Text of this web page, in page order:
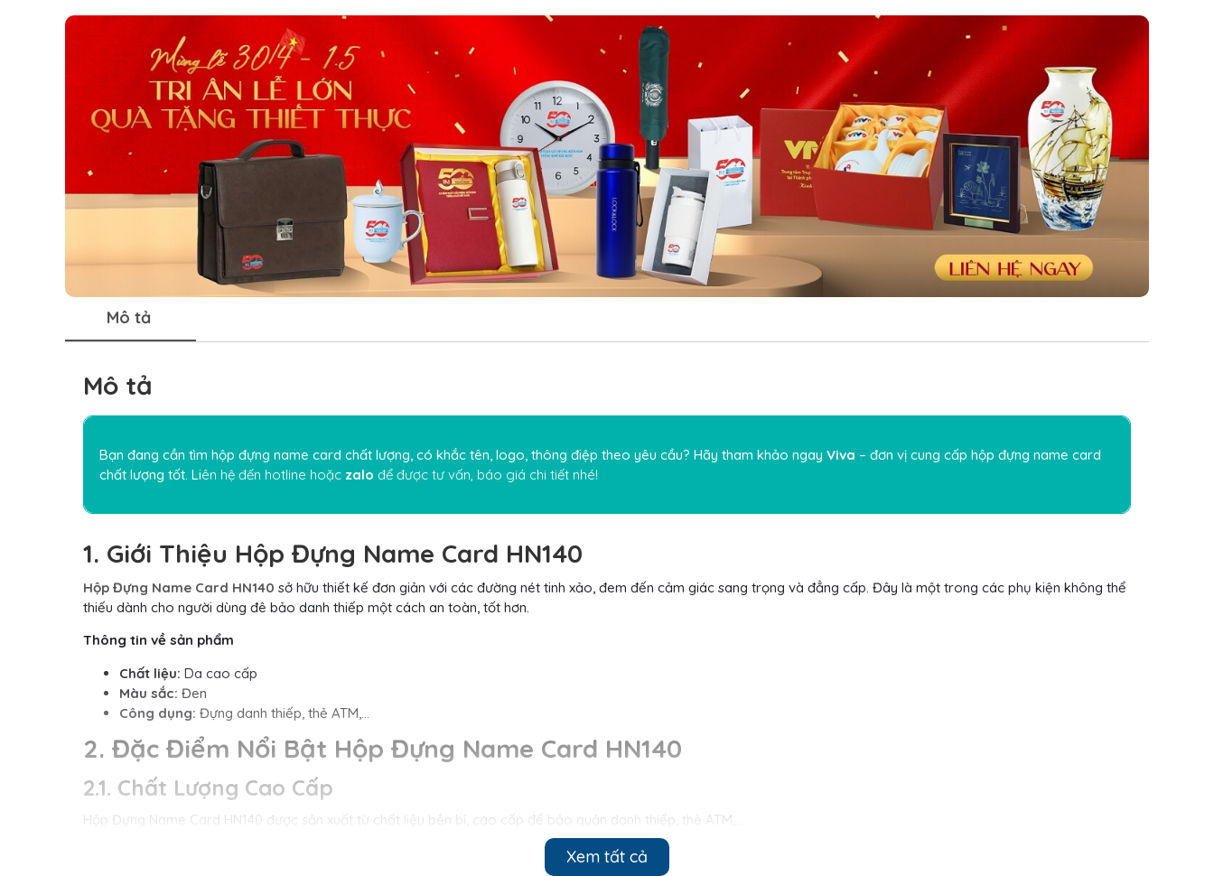
Mô tả
Mô tả
Bạn đang cần tìm hộp đựng name card chất lượng, có khắc tên, logo, thông điệp theo yêu cầu? Hãy tham khảo ngay Viva – đơn vị cung cấp hộp đựng name card
chất lượng tốt. Liên hệ đến hotline hoặc zalo để được tư vấn, báo giá chi tiết nhé!
1. Giới Thiệu Hộp Đựng Name Card HN140
Hộp Đựng Name Card HN140 sở hữu thiết kế đơn giản với các đường nét tinh xảo, đem đến cảm giác sang trọng và đẳng cấp. Đây là một trong các phụ kiện không thể
thiếu dành cho người dùng đê bảo danh thiếp một cách an toàn, tốt hơn.
Thông tin về sản phẩm
Chất liệu: Da cao cấp
Màu sắc: Đen
Công dụng: Đựng danh thiếp, thẻ ATM,…
2. Đặc Điểm Nổi Bật Hộp Đựng Name Card HN140
2.1. Chất Lượng Cao Cấp
Hộp Đựng Name Card HN140 được sản xuất từ chất liệu bền bỉ, cao cấp để bảo quản danh thiếp, thẻ ATM,… .
Xem tất cả